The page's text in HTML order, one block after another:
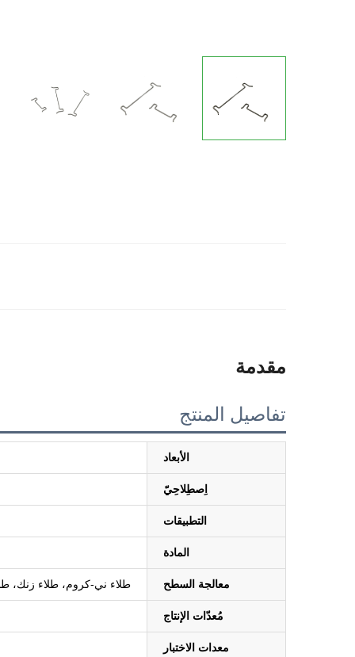
مقدمة
تفاصيل المنتج
الأبعاد
اِصطِلاحِيّ
التطبيقات
المادة
معالجة السطح طلاء ني-كروم، طلاء زنك،
مُعدّات الإنتاج
معدات الاختبار